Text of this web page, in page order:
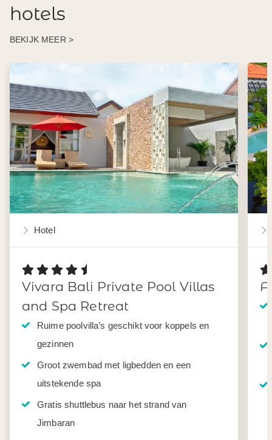
hotels
BEKIJK MEER >
Hotel
Vivara Bali Private Pool Villas
and Spa Retreat
Ruime poolvilla’s geschikt voor koppels en
gezinnen
Groot zwembad met ligbedden en een
uitstekende spa
Gratis shuttlebus naar het strand van
Jimbaran